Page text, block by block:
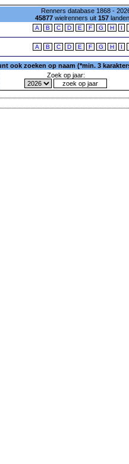
Renners database 1868 -
45877wielrenners uit 157
A B C D E F G H I
A B C D E F G H I
ook zoeken op naam (*min. 3
Zoek op jaar: